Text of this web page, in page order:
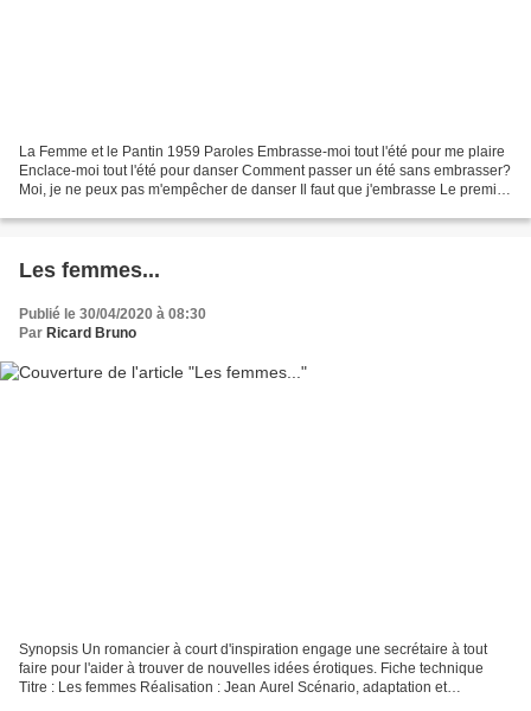
La Femme et le Pantin 1959 Paroles Embrasse-moi tout l'été pour me plaire
Enclace-moi tout l'été pour danser Comment passer un été sans embrasser?
Moi, je ne peux pas m'empêcher de danser Il faut que j'embrasse Le premier
Les femmes...
Publié le 30/04/2020 à 08:30
Par Ricard Bruno
Synopsis Un romancier à court d'inspiration engage une secrétaire à tout
faire pour l'aider à trouver de nouvelles idées érotiques. Fiche technique
Titre : Les femmes Réalisation : Jean Aurel Scénario, adaptation et